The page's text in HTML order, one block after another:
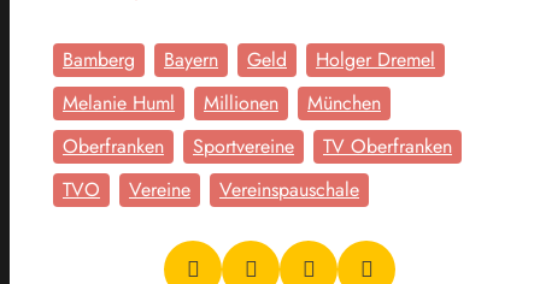
Bamberg Bayern Geld
Holger Dremel
Melanie Huml
Millionen
München
Oberfranken
Sportvereine
TV Oberfranken
TVO
Vereine Vereinspauschale